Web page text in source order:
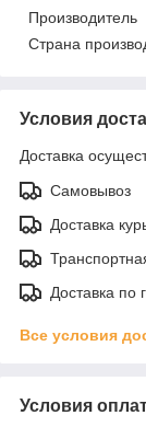
Производитель
Страна
Условия
Доставка
Самовывоз
Доставка
Доставка по
Все условия
Условия